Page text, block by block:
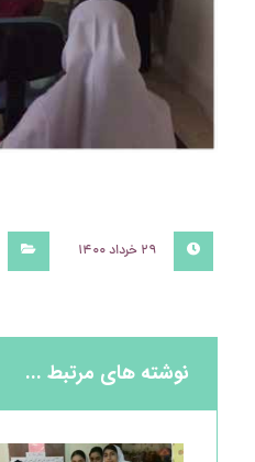
۲۹ خرداد ۱۴۰۰
نوشته های مرتبط ...